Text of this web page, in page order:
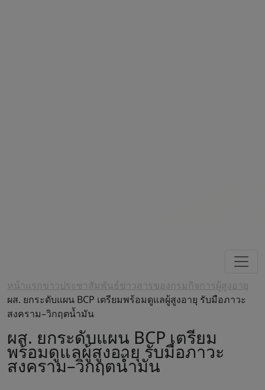
หน้าแรกข่าวประชาสัมพันธ์ข่าวสารของกรมกิจการผู้สูงอายุ
ผส. ยกระดับแผน BCP เตรียมพร้อมดูแลผู้สูงอายุ รับมือภาวะ
สงคราม–วิกฤตน้ำมัน
ผส. ยกระดับแผน BCP เตรียม
พร้อมดูแลผู้สูงอายุ รับมือภาวะ
สงคราม–วิกฤตน้ำมัน